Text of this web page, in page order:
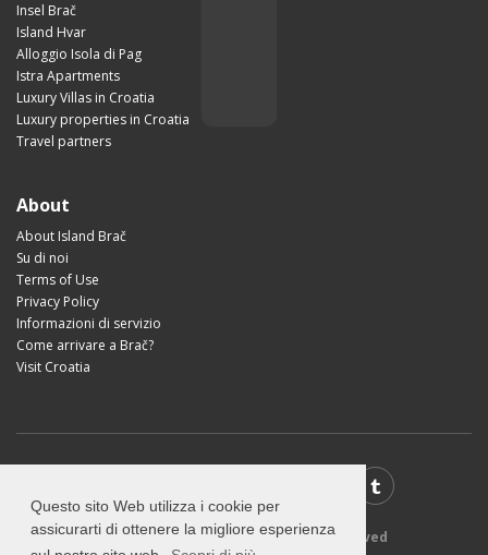
Questo sito Web utilizza i cookie per
assicurarti di ottenere la migliore esperienza
Insel Brač
Island Hvar
Alloggio Isola di Pag
Istra Apartments
Luxury Villas in Croatia
Luxury properties in Croatia
Travel partners
About
About Island Brač
Su di noi
Terms of Use
Privacy Policy
Informazioni di servizio
Come arrivare a Brač?
Visit Croatia
© 2026 VisitBrac.com - All rights reserved